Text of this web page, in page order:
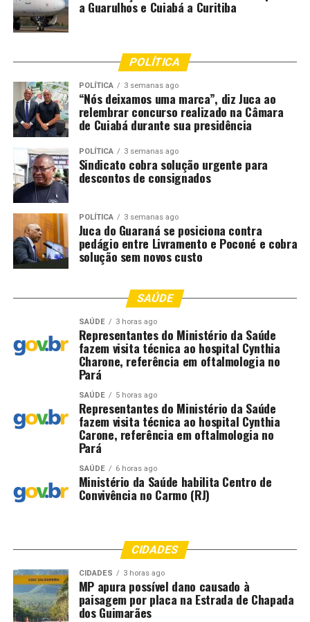
a Guarulhos e Cuiabá a Curitiba
POLÍTICA
POLÍTICA 3 semanas ago
“Nós deixamos uma marca”, diz Juca ao
relembrar concurso realizado na Câmara
de Cuiabá durante sua presidência
POLÍTICA 3 semanas ago
Sindicato cobra solução urgente para
descontos de consignados
POLÍTICA 3 semanas ago
Juca do Guaraná se posiciona contra
pedágio entre Livramento e Poconé e cobra
solução sem novos custo
SAÚDE
SAÚDE 3 horas ago
Representantes do Ministério da Saúde
fazem visita técnica ao hospital Cynthia
Charone, referência em oftalmologia no
Pará
SAÚDE 5 horas ago
Representantes do Ministério da Saúde
fazem visita técnica ao hospital Cynthia
Carone, referência em oftalmologia no
Pará
SAÚDE 6 horas ago
Ministério da Saúde habilita Centro de
Convivência no Carmo (RJ)
CIDADES
CIDADES 3 horas ago
MP apura possível dano causado à
paisagem por placa na Estrada de Chapada
dos Guimarães